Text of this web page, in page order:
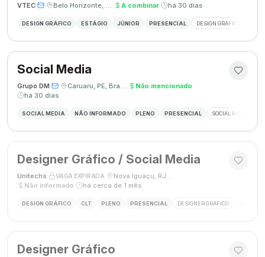
VTEC· · Belo Horizonte, MG · A combinar· há 30 dias
DESIGN GRÁFICO ESTÁGIO JÚNIOR PRESENCIAL DESIGN GRÁFICO
Social Media
Grupo DM· · Caruaru, PE, Brasil· Não mencionado·
há 30 dias
SOCIAL MEDIA NÃO INFORMADO PLENO PRESENCIAL SOCIAL MEDIA
Designer Gráfico / Social Media
Unitechs VAGA EXPIRADA Nova Iguaçu, RJ, Brasil
Não informado
há cerca de 1 mês
DESIGN GRÁFICO CLT PLENO PRESENCIAL DESIGNER GRÁFICO
Designer Gráfico